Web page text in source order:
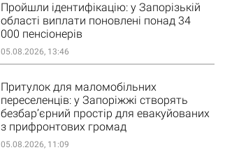
Пройшли ідентифікацію: у Запорізькій
області виплати поновлені понад 34
000 пенсіонерів
05.08.2026, 13:46
Притулок для маломобільних
переселенців: у Запоріжжі створять
безбар’єрний простір для евакуйованих
з прифронтових громад
05.08.2026, 11:09